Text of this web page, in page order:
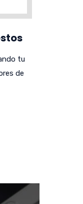
tu
de